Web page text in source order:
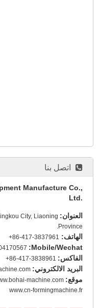
اتصل بنا
Manufacture Co.,
Ltd.
العنوان: City, Liaoning
Province.
الهاتف: +86-417-3837961
Mobile/Wechat:
الفاكس: +86-417-3838961
البريد الالكتروني:
موقع: www.bohai-machine.com
www.cn-formingmachine.fr